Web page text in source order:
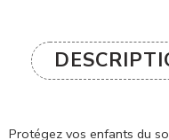
Protégez vos enfants du